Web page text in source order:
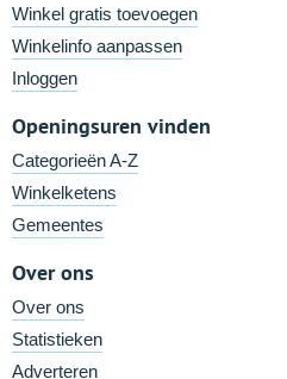
Winkel gratis toevoegen
Winkelinfo aanpassen
Inloggen
Openingsuren vinden
Categorieën A-Z
Winkelketens
Gemeentes
Over ons
Over ons
Statistieken
Adverteren